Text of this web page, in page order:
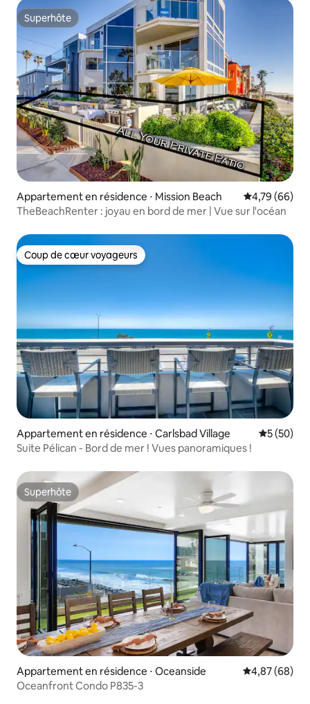
Superhôte
Superhôte
Appartement en résidence ⋅ Mission Beach Évaluation
4,79 (66)
TheBeachRenter : joyau en bord de mer | Vue sur l'océan
Coup de cœur voyageurs
Coup de cœur voyageurs
Appartement en résidence ⋅ Carlsbad Village
5 (50)
Suite Pélican - Bord de mer ! Vues panoramiques !
Superhôte
Superhôte
Appartement en résidence ⋅ Oceanside Évaluation
4,87 (68)
Oceanfront Condo P835-3